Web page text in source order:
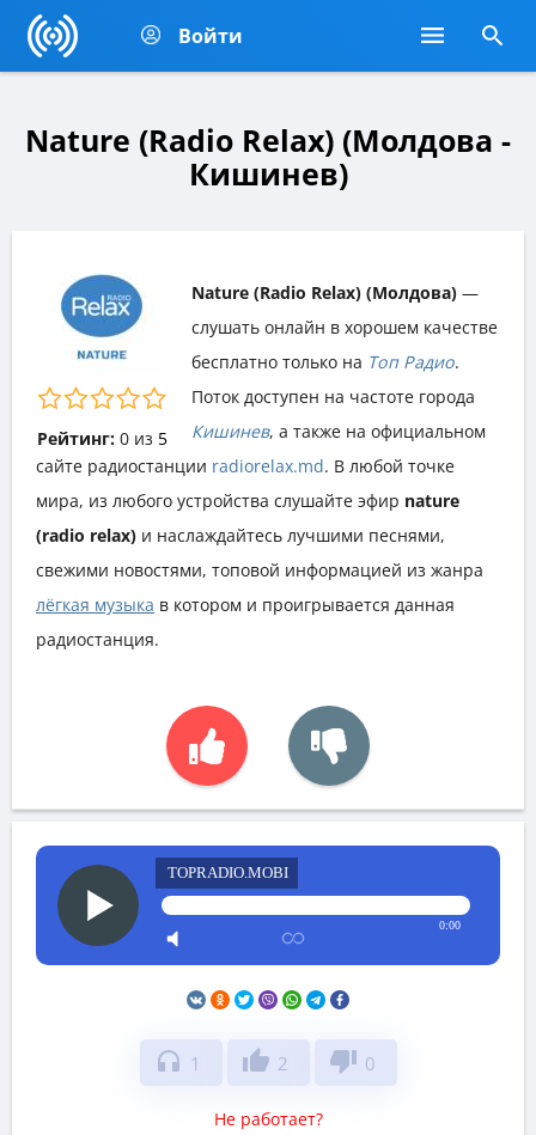
Войти
Nature (Radio Relax) (Молдова -
Кишинев)
Рейтинг: 0из 5
Nature (Radio Relax) (Молдова) —
слушать онлайн в хорошем качестве
бесплатно только на Топ Радио.
Поток доступен на частоте города
Кишинев, а также на официальном
сайте радиостанции radiorelax.md. В любой точке
мира, из любого устройства слушайте эфир nature
(radio relax) и наслаждайтесь лучшими песнями,
свежими новостями, топовой информацией из жанра
лёгкая музыка в котором и проигрывается данная
радиостанция.
TOPRADIO.MOBI
0:00
headphones 1 thumb_up 2 thumb_down 0
Не работает?